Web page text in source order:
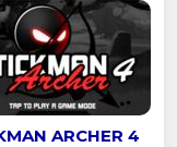
ARCHER 4